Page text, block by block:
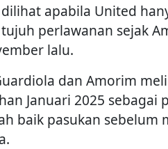
apabila United
perlawanan sejak
lalu.
dan Amorim
Januari 2025 sebagai
baik pasukan sebelum